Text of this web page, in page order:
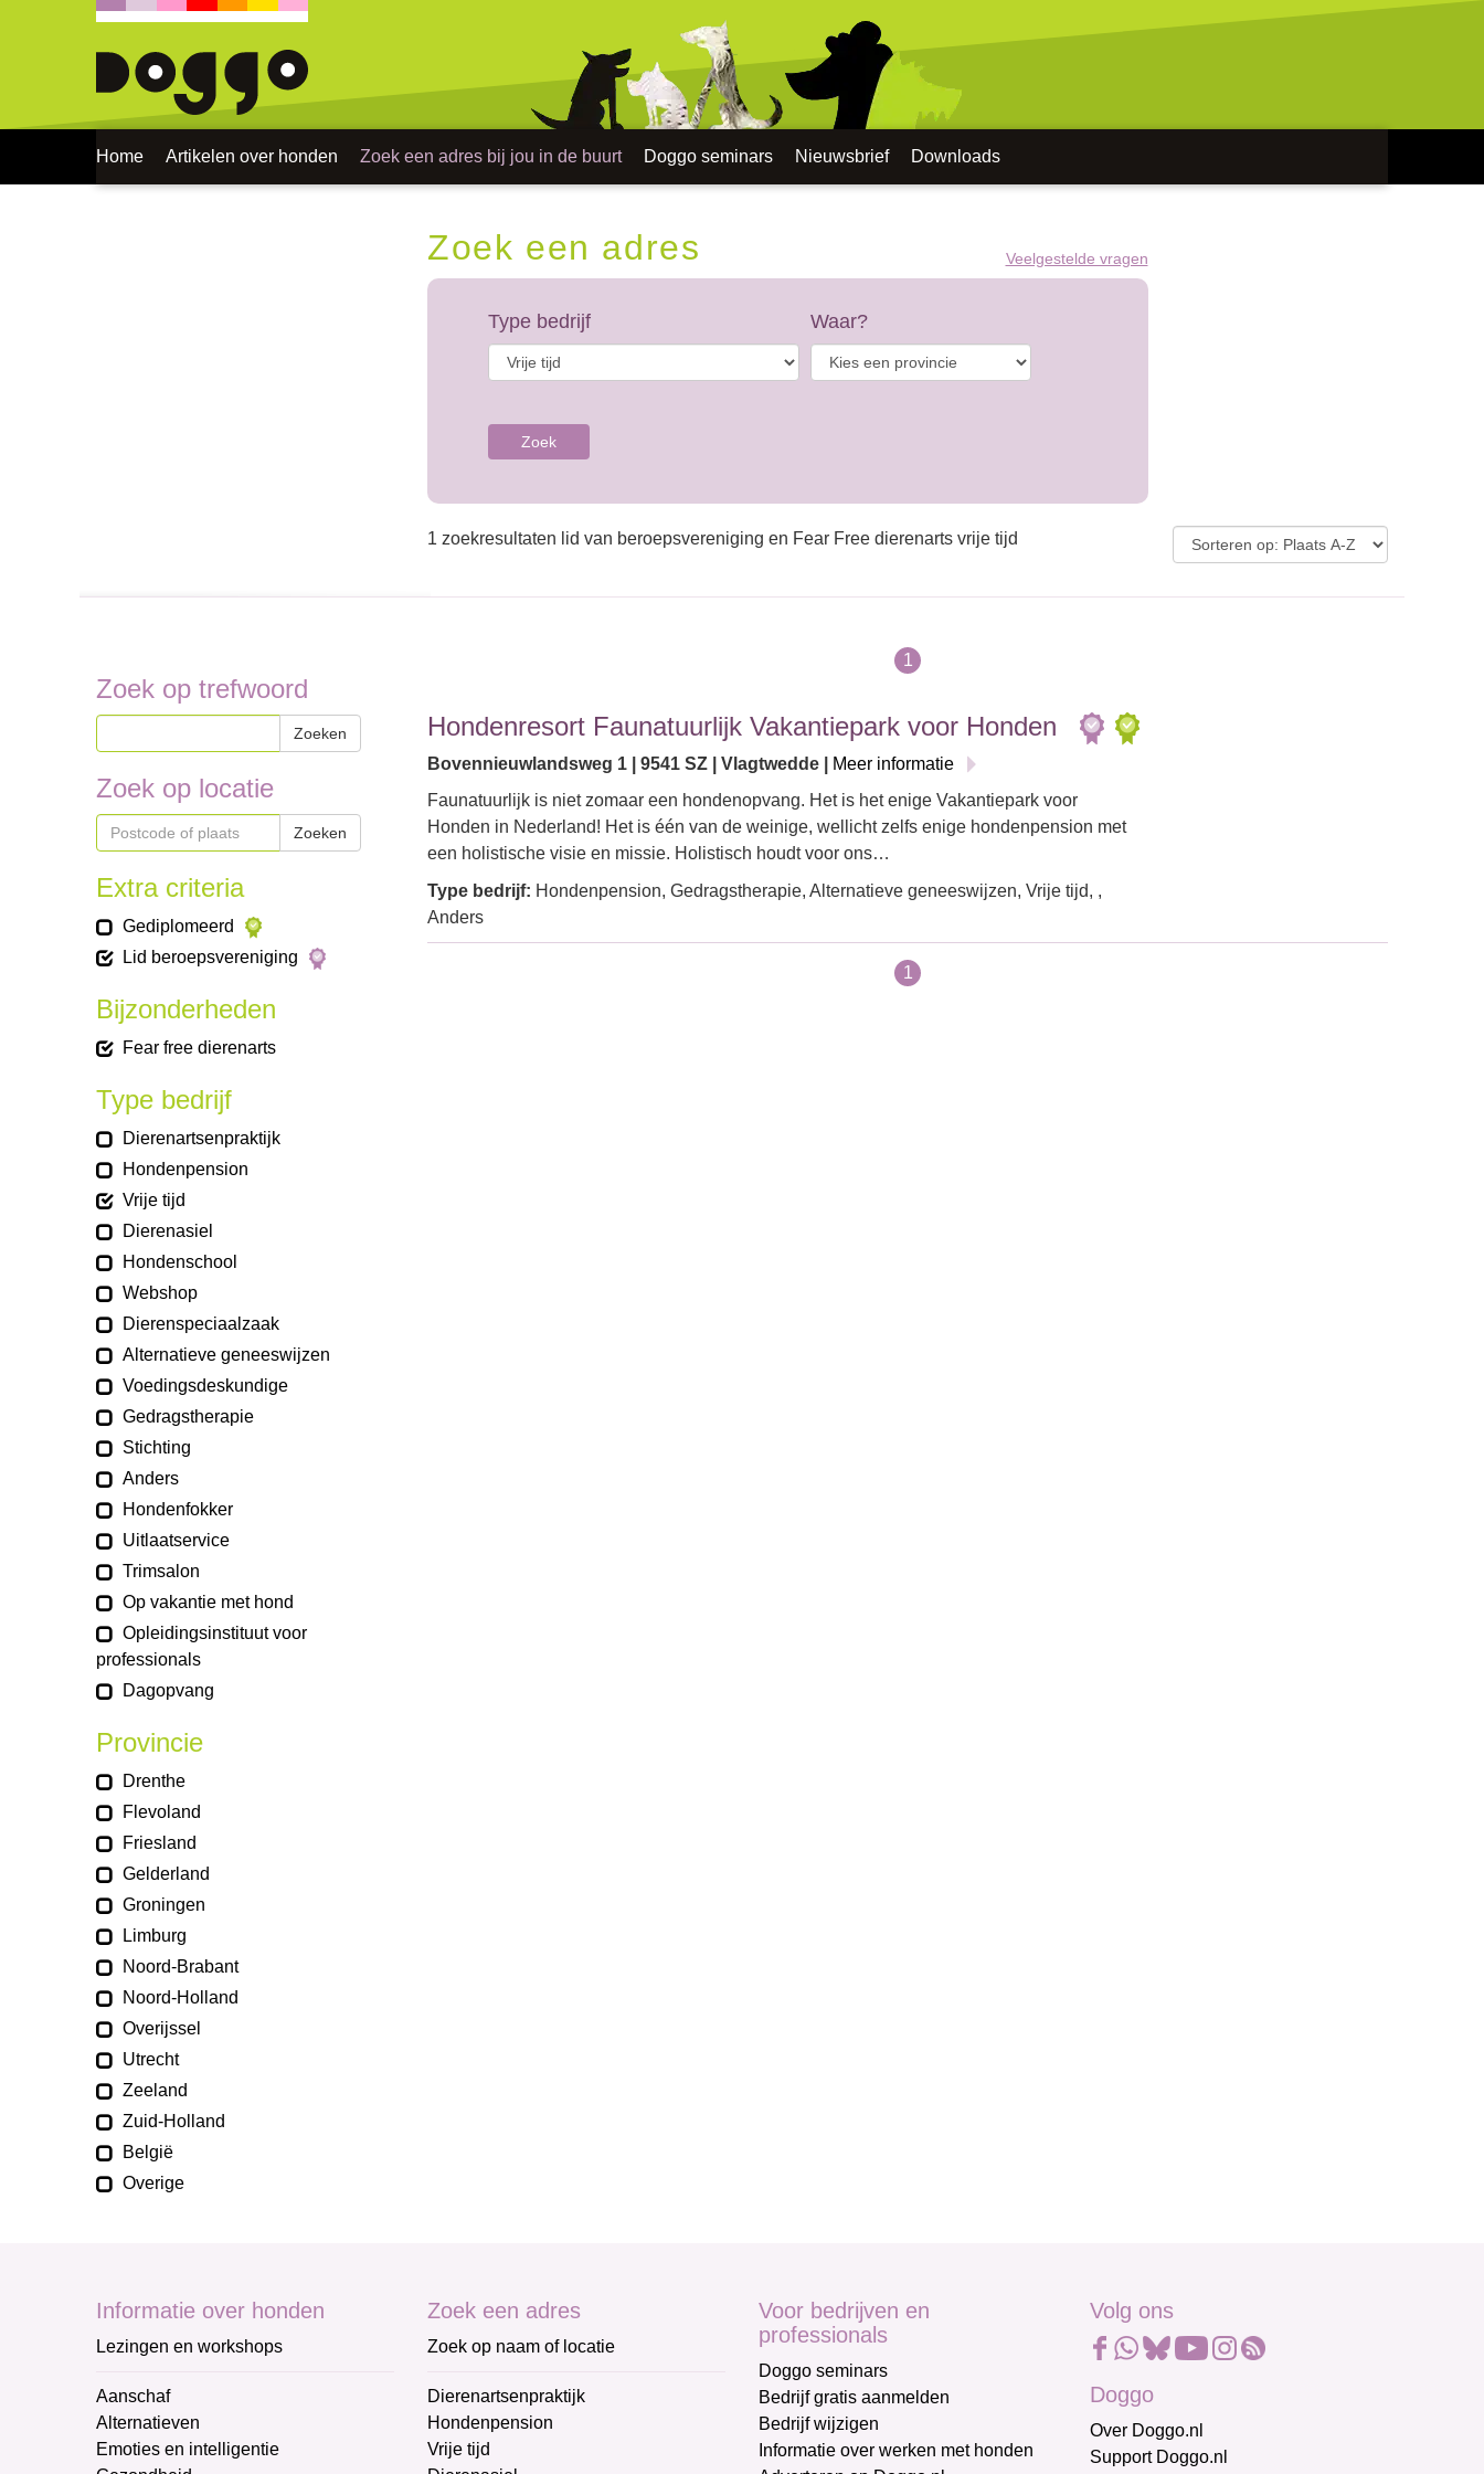
Home Artikelen over honden Zoek een adres bij jou in de buurt Doggo seminars Nieuwsbrief Downloads
Zoek een adres Veelgestelde vragen
Type bedrijf Waar?
Zoek
1 zoekresultaten lid van beroepsvereniging en Fear Free dierenarts vrije tijd
Zoek op trefwoord
Zoeken
Zoek op locatie
Zoeken
Extra criteria
Gediplomeerd
Lid beroepsvereniging
Bijzonderheden
Fear free dierenarts
Type bedrijf
Dierenartsenpraktijk
Hondenpension
Vrije tijd
Dierenasiel
Hondenschool
Webshop
Dierenspeciaalzaak
Alternatieve geneeswijzen
Voedingsdeskundige
Gedragstherapie
Stichting
Anders
Hondenfokker
Uitlaatservice
Trimsalon
Op vakantie met hond
Opleidingsinstituut voor
professionals
Dagopvang
Provincie
Drenthe
Flevoland
Friesland
Gelderland
Groningen
Limburg
Noord-Brabant
Noord-Holland
Overijssel
Utrecht
Zeeland
Zuid-Holland
België
Overige
1
Hondenresort Faunatuurlijk Vakantiepark voor Honden
Bovennieuwlandsweg 1 | 9541 SZ | Vlagtwedde |
Meer informatie
Faunatuurlijk is niet zomaar een hondenopvang. Het is het enige Vakantiepark voor
Honden in Nederland! Het is één van de weinige, wellicht zelfs enige hondenpension met
een holistische visie en missie. Holistisch houdt voor ons…
Type bedrijf: Hondenpension, Gedragstherapie, Alternatieve geneeswijzen, Vrije tijd, ,
Anders
1
Informatie over honden
Lezingen en workshops
Aanschaf
Alternatieven
Emoties en intelligentie
Zoek een adres
Zoek op naam of locatie
Dierenartsenpraktijk
Hondenpension
Vrije tijd
Voor bedrijven en
professionals
Doggo seminars
Bedrijf gratis aanmelden
Bedrijf wijzigen
Informatie over werken met honden
Volg ons
Doggo
Over Doggo.nl
Support Doggo.nl